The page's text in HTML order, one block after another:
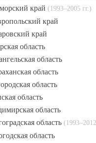
край (1993–2005 гг.)
край
край
область
область
область
область
область
область
область
область